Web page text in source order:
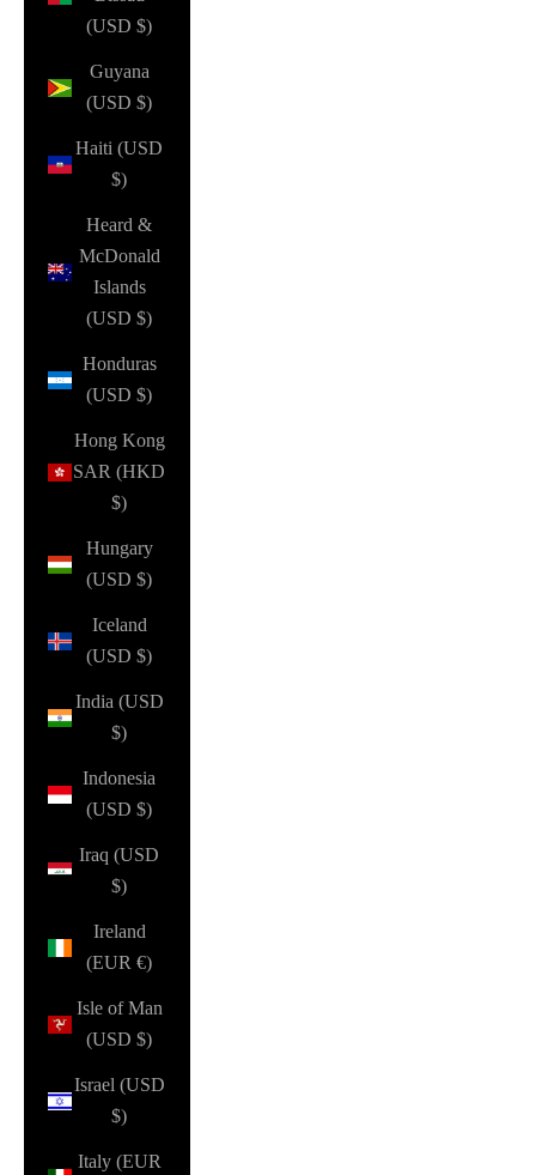
(USD $)
Guyana
(USD $)
Haiti (USD
$)
Heard &
McDonald
Islands
(USD $)
Honduras
(USD $)
Hong Kong
SAR (HKD
$)
Hungary
(USD $)
Iceland
(USD $)
India (USD
$)
Indonesia
(USD $)
Iraq (USD
$)
Ireland
(EUR €)
Isle of Man
(USD $)
Israel (USD
$)
Italy (EUR